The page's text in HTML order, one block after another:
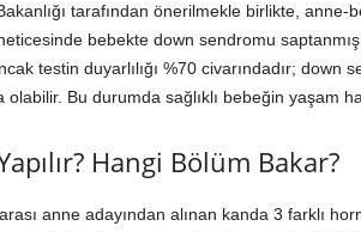
tarafından önerilmekle birlikte, anne-
bebekte down sendromu
testin duyarlılığı %70 civarındadır; down
olabilir. Bu durumda sağlıklı bebeğin yaşam
Hangi Bölüm Bakar?
anne adayından alınan kanda 3 farklı